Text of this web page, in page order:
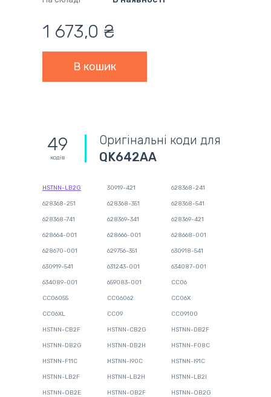
1 673,0 ₴
49
кодів
Оригінальні коди для
QK642AA
HSTNN-LB2G 30919-421 628368-241
628368-251 628368-351 628368-541
628368-741 628369-341 628369-421
628664-001 628666-001 628668-001
628670-001 629756-351 630918-541
630919-541 631243-001 634087-001
634089-001 659083-001 CC06
CC06055 CC06062 CC06X
CC06XL CC09 CC09100
HSTNN-CB2F HSTNN-CB2G HSTNN-DB2F
HSTNN-DB2G HSTNN-DB2H HSTNN-F08C
HSTNN-F11C HSTNN-I90C HSTNN-I91C
HSTNN-LB2F HSTNN-LB2H HSTNN-LB2I
HSTNN-OB2E HSTNN-OB2F HSTNN-OB2G